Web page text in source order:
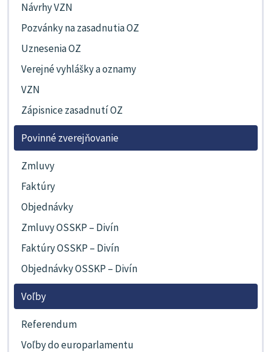
Návrhy VZN
Pozvánky na zasadnutia OZ
Uznesenia OZ
Verejné vyhlášky a oznamy
VZN
Zápisnice zasadnutí OZ
Povinné zverejňovanie
Zmluvy
Faktúry
Objednávky
Zmluvy OSSKP – Divín
Faktúry OSSKP – Divín
Objednávky OSSKP – Divín
Voľby
Referendum
Voľby do europarlamentu